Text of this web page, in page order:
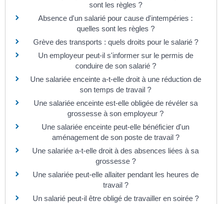
sont les règles ?
Absence d'un salarié pour cause d'intempéries :
quelles sont les règles ?
Grève des transports : quels droits pour le salarié ?
Un employeur peut-il s'informer sur le permis de
conduire de son salarié ?
Une salariée enceinte a-t-elle droit à une réduction de
son temps de travail ?
Une salariée enceinte est-elle obligée de révéler sa
grossesse à son employeur ?
Une salariée enceinte peut-elle bénéficier d'un
aménagement de son poste de travail ?
Une salariée a-t-elle droit à des absences liées à sa
grossesse ?
Une salariée peut-elle allaiter pendant les heures de
travail ?
Un salarié peut-il être obligé de travailler en soirée ?